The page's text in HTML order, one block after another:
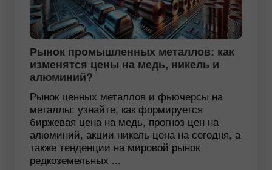
Рынок промышленных металлов: как
изменятся цены на медь, никель и
алюминий?
Рынок ценных металлов и фьючерсы на
металлы: узнайте, как формируется
биржевая цена на медь, прогноз цен на
алюминий, акции никель цена на сегодня, а
также тенденции на мировой рынок
редкоземельных ...